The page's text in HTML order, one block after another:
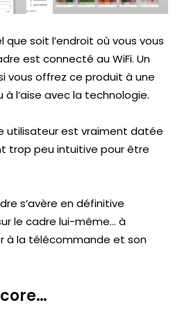
soit l’endroit où vous vous
est connecté au WiFi. Un
vous offrez ce produit à une
l’aise avec la technologie.
utilisateur est vraiment datée
trop peu intuitive pour être
s’avère en définitive
le cadre lui-même… à
à la télécommande et son